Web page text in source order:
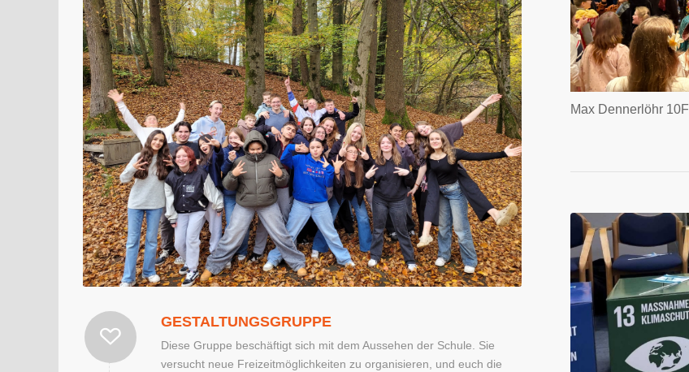
GESTALTUNGSGRUPPE
Diese Gruppe beschäftigt sich mit dem Aussehen der Schule. Sie
versucht neue Freizeitmöglichkeiten zu organisieren, und euch die
Max Dennerlöhr 10F